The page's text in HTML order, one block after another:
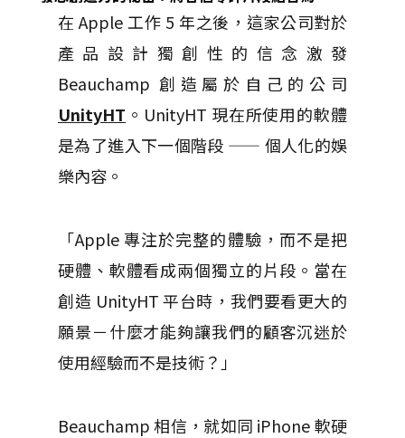
在 Apple 工作 5 年之後，這家公司對於
產品設計獨創性的信念激發
Beauchamp 創造屬於自己的公司
UnityHT 。UnityHT 現在所使用的軟體
是為了進入下一個階段 —— 個人化的娛
樂內容。
「Apple 專注於完整的體驗，而不是把
硬體、軟體看成兩個獨立的片段。當在
創造 UnityHT 平台時，我們要看更大的
願景－什麼才能夠讓我們的顧客沉迷於
使用經驗而不是技術？」
Beauchamp 相信，就如同 iPhone 軟硬